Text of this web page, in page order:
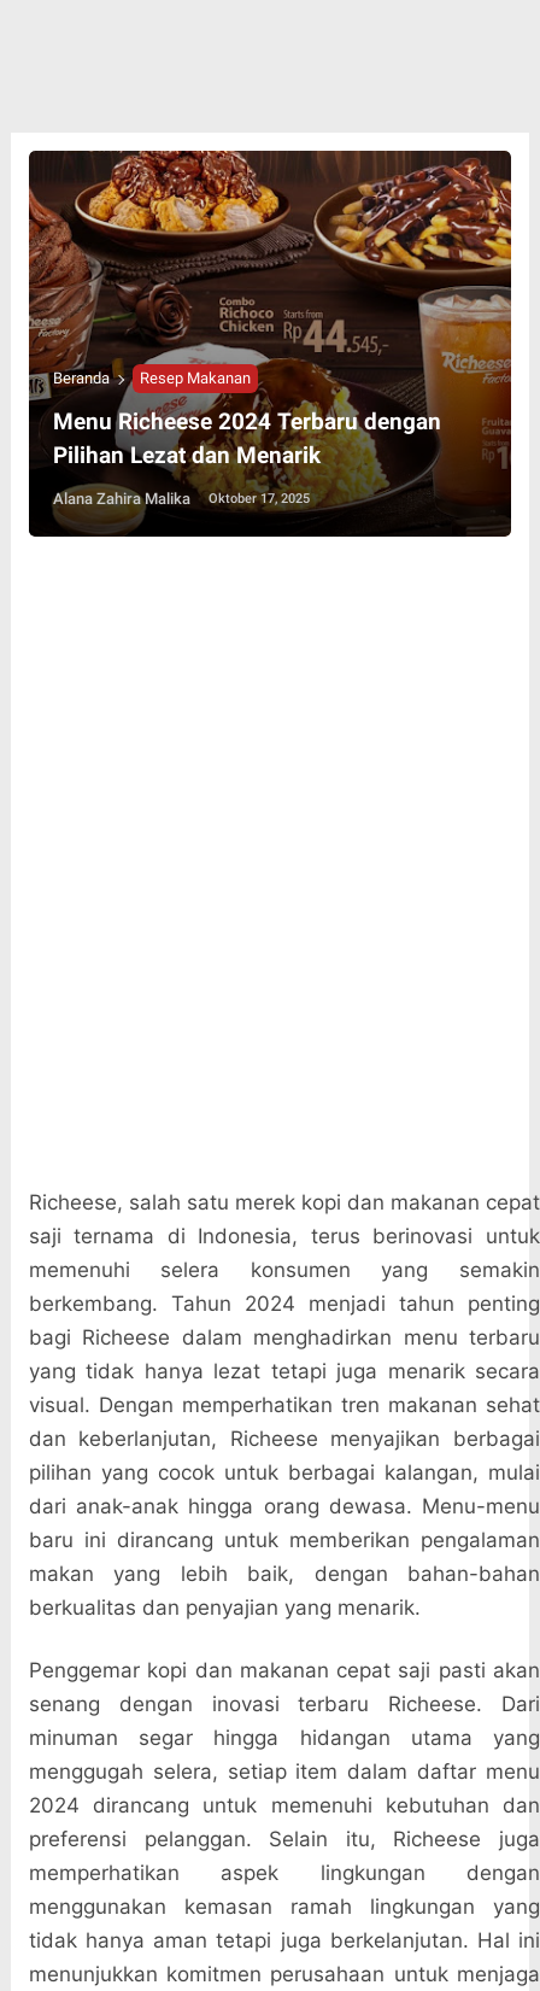
Beranda Resep Makanan
Menu Richeese 2024 Terbaru dengan
Pilihan Lezat dan Menarik
Alana Zahira Malika Oktober 17, 2025
Richeese, salah satu merek kopi dan makanan cepat
saji ternama di Indonesia, terus berinovasi untuk
memenuhi selera konsumen yang semakin
berkembang. Tahun 2024 menjadi tahun penting
bagi Richeese dalam menghadirkan menu terbaru
yang tidak hanya lezat tetapi juga menarik secara
visual. Dengan memperhatikan tren makanan sehat
dan keberlanjutan, Richeese menyajikan berbagai
pilihan yang cocok untuk berbagai kalangan, mulai
dari anak-anak hingga orang dewasa. Menu-menu
baru ini dirancang untuk memberikan pengalaman
makan yang lebih baik, dengan bahan-bahan
berkualitas dan penyajian yang menarik.
Penggemar kopi dan makanan cepat saji pasti akan
senang dengan inovasi terbaru Richeese. Dari
minuman segar hingga hidangan utama yang
menggugah selera, setiap item dalam daftar menu
2024 dirancang untuk memenuhi kebutuhan dan
preferensi pelanggan. Selain itu, Richeese juga
memperhatikan aspek lingkungan dengan
menggunakan kemasan ramah lingkungan yang
tidak hanya aman tetapi juga berkelanjutan. Hal ini
menunjukkan komitmen perusahaan untuk menjaga